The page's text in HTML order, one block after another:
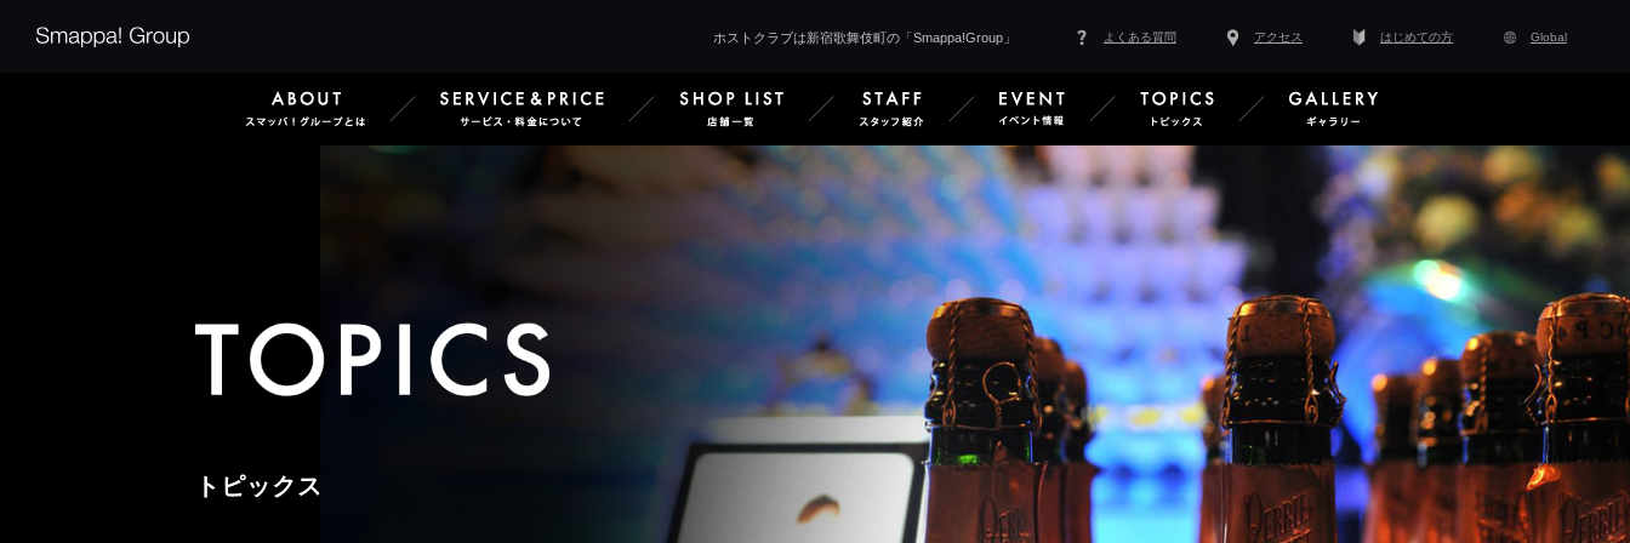
よくある質問 アクセス はじめての方 Global
ホストクラブは新宿歌舞伎町の「Smappa!Group」
ABOUT Smappa!Groupとは SERVICE & PRICE サービス＆料金
SHOP LIST 店舗一覧STAFF スタッフ紹介EVENT イベント情報TOPICS トピックス
トピックス